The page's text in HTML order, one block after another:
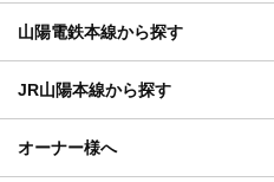
山陽電鉄本線から探す
JR山陽本線から探す
オーナー様へ